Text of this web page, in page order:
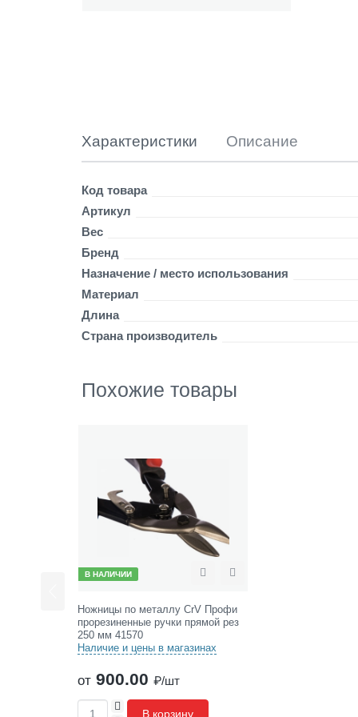
Характеристики Описание
Детали
Код товара
Артикул
Вес
Бренд
Назначение / место использования
Материал
Длина
Страна производитель
Похожие товары
В НАЛИЧИИ СравнитьОтложить
Ножницы по металлу CrV Профи
прорезиненные ручки прямой рез
250 мм 41570
Наличие и цены в магазинах
от 900.00 ₽/шт
+
В корзину